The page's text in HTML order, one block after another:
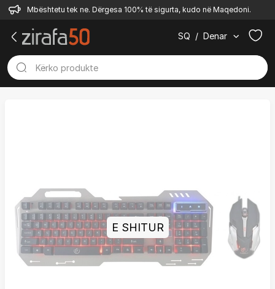
Mbështetu tek ne. Dërgesa 100% të sigurta, kudo në Maqedoni.
SQ / Denar
E SHITUR